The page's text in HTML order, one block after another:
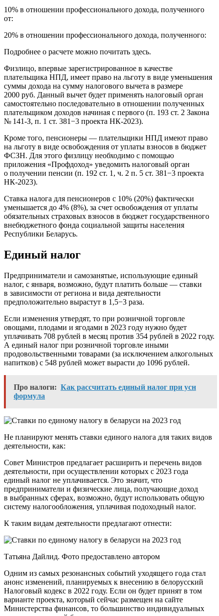
10% в отношении профессионального дохода, полученного
от:
20% в отношении профессионального дохода, полученного:
Подробнее о расчете можно почитать здесь.
Физлицо, впервые зарегистрированное в качестве
плательщика НПД, имеет право на льготу в виде уменьшения
суммы дохода на сумму налогового вычета в размере
2000 руб. Данный вычет будет применять налоговый орган
самостоятельно последовательно в отношении полученных
плательщиком доходов начиная с первого (п. 193 ст. 2 Закона
№ 141-З, п. 1 ст. 381−3 проекта НК-2023).
Кроме того, пенсионеры — плательщики НПД имеют право
на льготу в виде освобождения от уплаты взносов в бюджет
ФСЗН. Для этого физлицу необходимо с помощью
приложения «Профдоход» уведомить налоговый орган
о получении пенсии (п. 192 ст. 1, ч. 2 п. 5 ст. 381−3 проекта
НК-2023).
Ставка налога для пенсионеров с 10% (20%) фактически
уменьшается до 4% (8%), за счет освобождения от уплаты
обязательных страховых взносов в бюджет государственного
внебюджетного фонда социальной защиты населения
Республики Беларусь.
Единый налог
Предприниматели и самозанятые, использующие единый
налог, с января, возможно, будут платить больше — ставки
в зависимости от региона и вида деятельности
предположительно вырастут в 1,5−3 раза.
Если изменения утвердят, то при розничной торговле
овощами, плодами и ягодами в 2023 году нужно будет
уплачивать 708 рублей в месяц против 354 рублей в 2022 году.
А единый налог при розничной торговле иными
продовольственными товарами (за исключением алкогольных
напитков) с 548 рублей может вырасти до 1096 рублей.
Про налоги: Как рассчитать единый налог при усн
формула
Не планируют менять ставки единого налога для таких видов
деятельности, как:
Совет Министров предлагает расширить и перечень видов
деятельности, при осуществлении которых с 2023 года
единый налог не уплачивается. Это значит, что
предприниматели и физические лица, получающие доход
в выбранных сферах, возможно, будут использовать общую
систему налогообложения, уплачивая подоходный налог.
К таким видам деятельности предлагают отнести:
Татьяна Дайлид. Фото предоставлено автором
Одним из самых резонансных событий уходящего года стал
анонс изменений, планируемых к внесению в белорусский
Налоговый кодекс в 2022 году. Если он будет принят в том
варианте проекта, который сейчас размещен на сайте
Министерства финансов, то большинство индивидуальных